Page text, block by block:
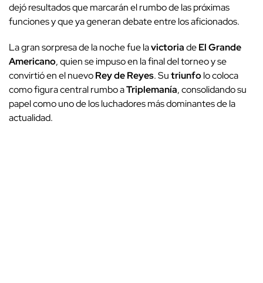
dejó resultados que marcarán el rumbo de las próximas
funciones y que ya generan debate entre los aficionados.
La gran sorpresa de la noche fue lavictoriadeEl Grande
Americano, quien se impuso en la final del torneo y se
convirtió en el nuevoRey de Reyes. Sutriunfolo coloca
como figura central rumbo aTriplemanía, consolidando su
papel como uno de los luchadores más dominantes de la
actualidad.